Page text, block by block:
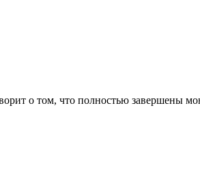
о том, что полностью завершены